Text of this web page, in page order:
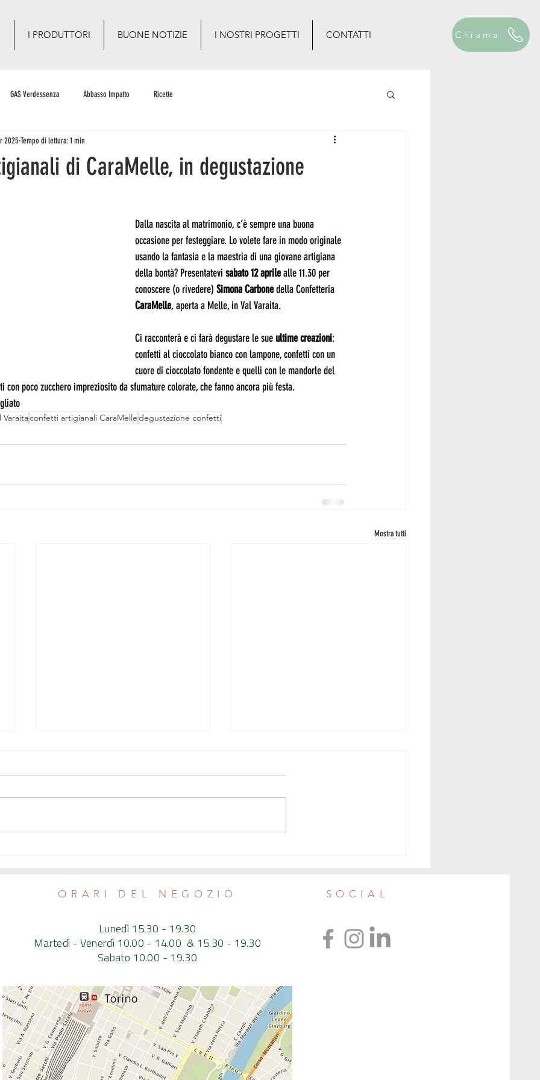
I PRODUTTORI BUONE NOTIZIE I NOSTRI PROGETTI CONTATTI Chiama
GAS Verdessenza Abbasso Impatto Ricette
di CaraMelle, in degustazione
2025Tempo di lettura: 1 min
Dalla nascita al matrimonio, c’è sempre una buona
occasione per festeggiare. Lo volete fare in modo originale
usando la fantasia e la maestria di una giovane artigiana
della bontà? Presentatevi sabato 12 aprile alle 11.30 per
conoscere (o rivedere) Simona Carbone della Confetteria
CaraMelle, aperta a Melle, in Val Varaita.
Ci racconterà e ci farà degustare le sue ultime creazioni:
confetti al cioccolato bianco con lampone, confetti con un
cuore di cioccolato fondente e quelli con le mandorle del
con poco zucchero impreziosito da sfumature colorate, che fanno ancora più festa.
confetti artigianali CaraMelledegustazione confetti
Mostra tutti
ORARI DEL NEGOZIO
Lunedì 15.30 - 19.30
Martedì - Venerdì 10.00 - 14.00 & 15.30 - 19.30
Sabato 10.00 - 19.30
SOCIAL